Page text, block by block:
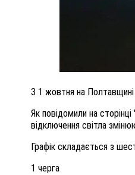
З 1 жовтня на Полтавщині
Як повідомили на
відключення світла
Графік складається з
1 черга
ПОЛІЦІЯ